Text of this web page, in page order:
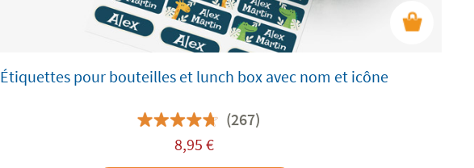
Étiquettes pour bouteilles et lunch box avec nom et icône
(267)
8,95 €